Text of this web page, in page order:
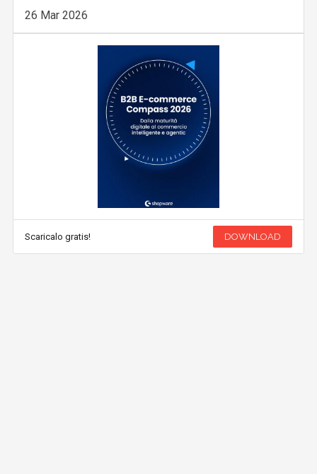
26 Mar 2026
Scaricalo gratis! DOWNLOAD